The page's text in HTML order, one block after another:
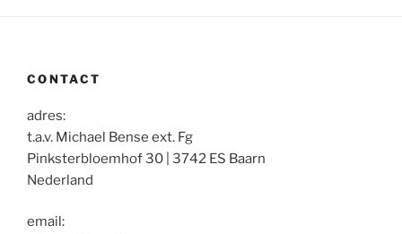
CONTACT
adres:
t.a.v. Michael Bense ext. Fg
Pinksterbloemhof 30 | 3742 ES Baarn
Nederland
email: